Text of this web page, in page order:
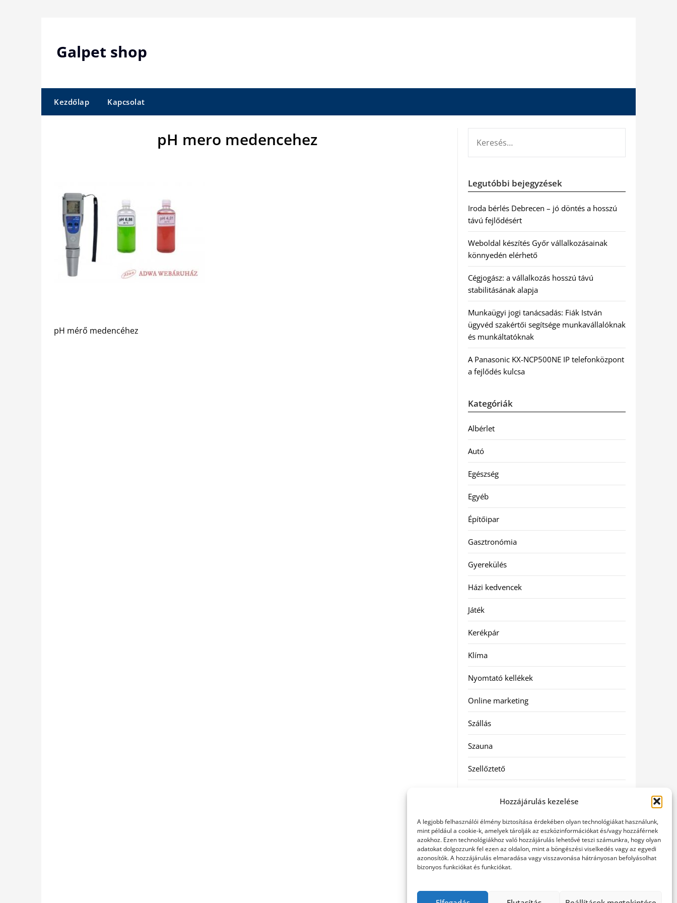
Hozzájárulás kezelése
A legjobb felhasználói élmény biztosítása érdekében olyan technológiákat használunk,
mint például a cookie-k, amelyek tárolják az eszközinformációkat és/vagy hozzáférnek
azokhoz. Ezen technológiákhoz való hozzájárulás lehetővé teszi számunkra, hogy olyan
adatokat dolgozzunk fel ezen az oldalon, mint a böngészési viselkedés vagy az egyedi
azonosítók. A hozzájárulás elmaradása vagy visszavonása hátrányosan befolyásolhat
bizonyos funkciókat és funkciókat.
Galpet shop
Kezdőlap Kapcsolat
pH mero medencehez
pH mérő medencéhez
Legutóbbi bejegyzések
Iroda bérlés Debrecen – jó döntés a hosszú
távú fejlődésért
Weboldal készítés Győr vállalkozásainak
könnyedén elérhető
Cégjogász: a vállalkozás hosszú távú
stabilitásának alapja
Munkaügyi jogi tanácsadás: Fiák István
ügyvéd szakértői segítsége munkavállalóknak
és munkáltatóknak
A Panasonic KX-NCP500NE IP telefonközpont
a fejlődés kulcsa
Kategóriák
Albérlet
Autó
Egészség
Egyéb
Építőipar
Gasztronómia
Gyerekülés
Házi kedvencek
Játék
Kerékpár
Klíma
Nyomtató kellékek
Online marketing
Szállás
Szauna
Szellőztető
Utazás
Vásárlás